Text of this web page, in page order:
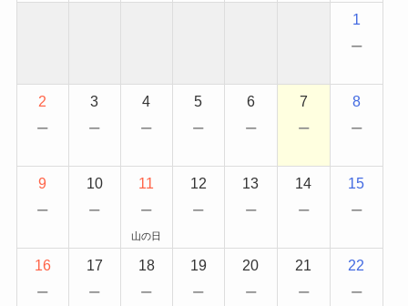
1
−
2
−
3
−
4
−
5
−
6
−
7
−
8
−
9
−
10
−
11
−
山の日
12
−
13
−
14
−
15
−
16
−
17
−
18
−
19
−
20
−
21
−
22
−